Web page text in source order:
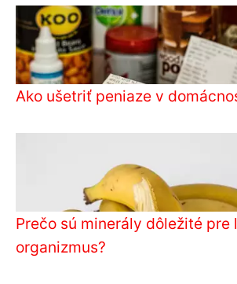
Ako ušetriť peniaze v
Prečo sú minerály dôležité pre
organizmus?